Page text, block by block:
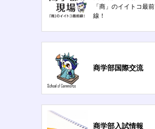
「商」のイイトコ最前
線！
商学部国際交流
商学部入試情報